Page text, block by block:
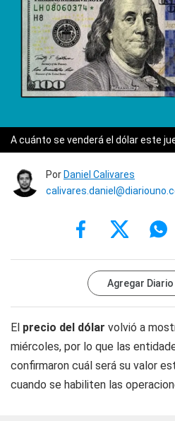
A cuánto se venderá el dólar este
Por Daniel Calivares
Agregar Diario
El precio del dólar volvió a
miércoles, por lo que las
confirmaron cuál será su valor
cuando se habiliten las